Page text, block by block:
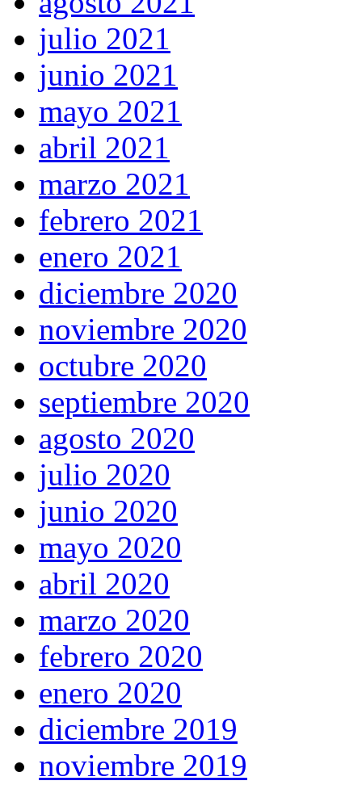
julio 2021
junio 2021
mayo 2021
abril 2021
marzo 2021
febrero 2021
enero 2021
diciembre 2020
noviembre 2020
octubre 2020
septiembre 2020
agosto 2020
julio 2020
junio 2020
mayo 2020
abril 2020
marzo 2020
febrero 2020
enero 2020
diciembre 2019
noviembre 2019